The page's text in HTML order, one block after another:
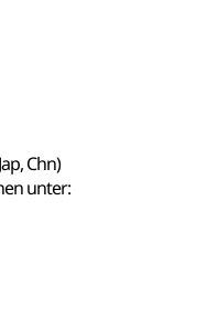
Chn)
unter: